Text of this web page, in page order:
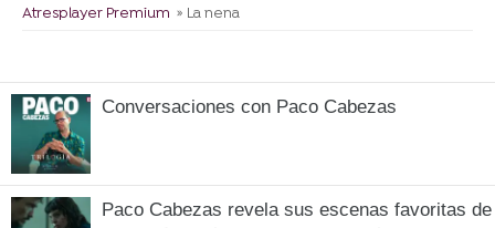
Atresplayer Premium » La nena
Conversaciones con Paco Cabezas
Paco Cabezas revela sus escenas favoritas de